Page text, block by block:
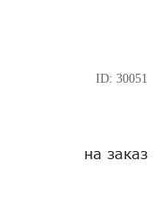
ID: 30051
на заказ